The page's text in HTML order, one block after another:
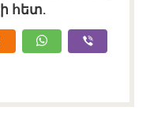
հետ.